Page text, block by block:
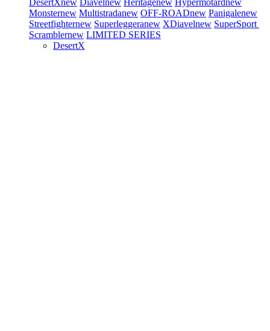
DesertXnew Diavelnew Heritagenew Hypermotardnew
Monsternew Multistradanew OFF-ROADnew Panigalenew
Streetfighternew Superleggeranew XDiavelnew SuperSport
Scramblernew LIMITED SERIES
DesertX